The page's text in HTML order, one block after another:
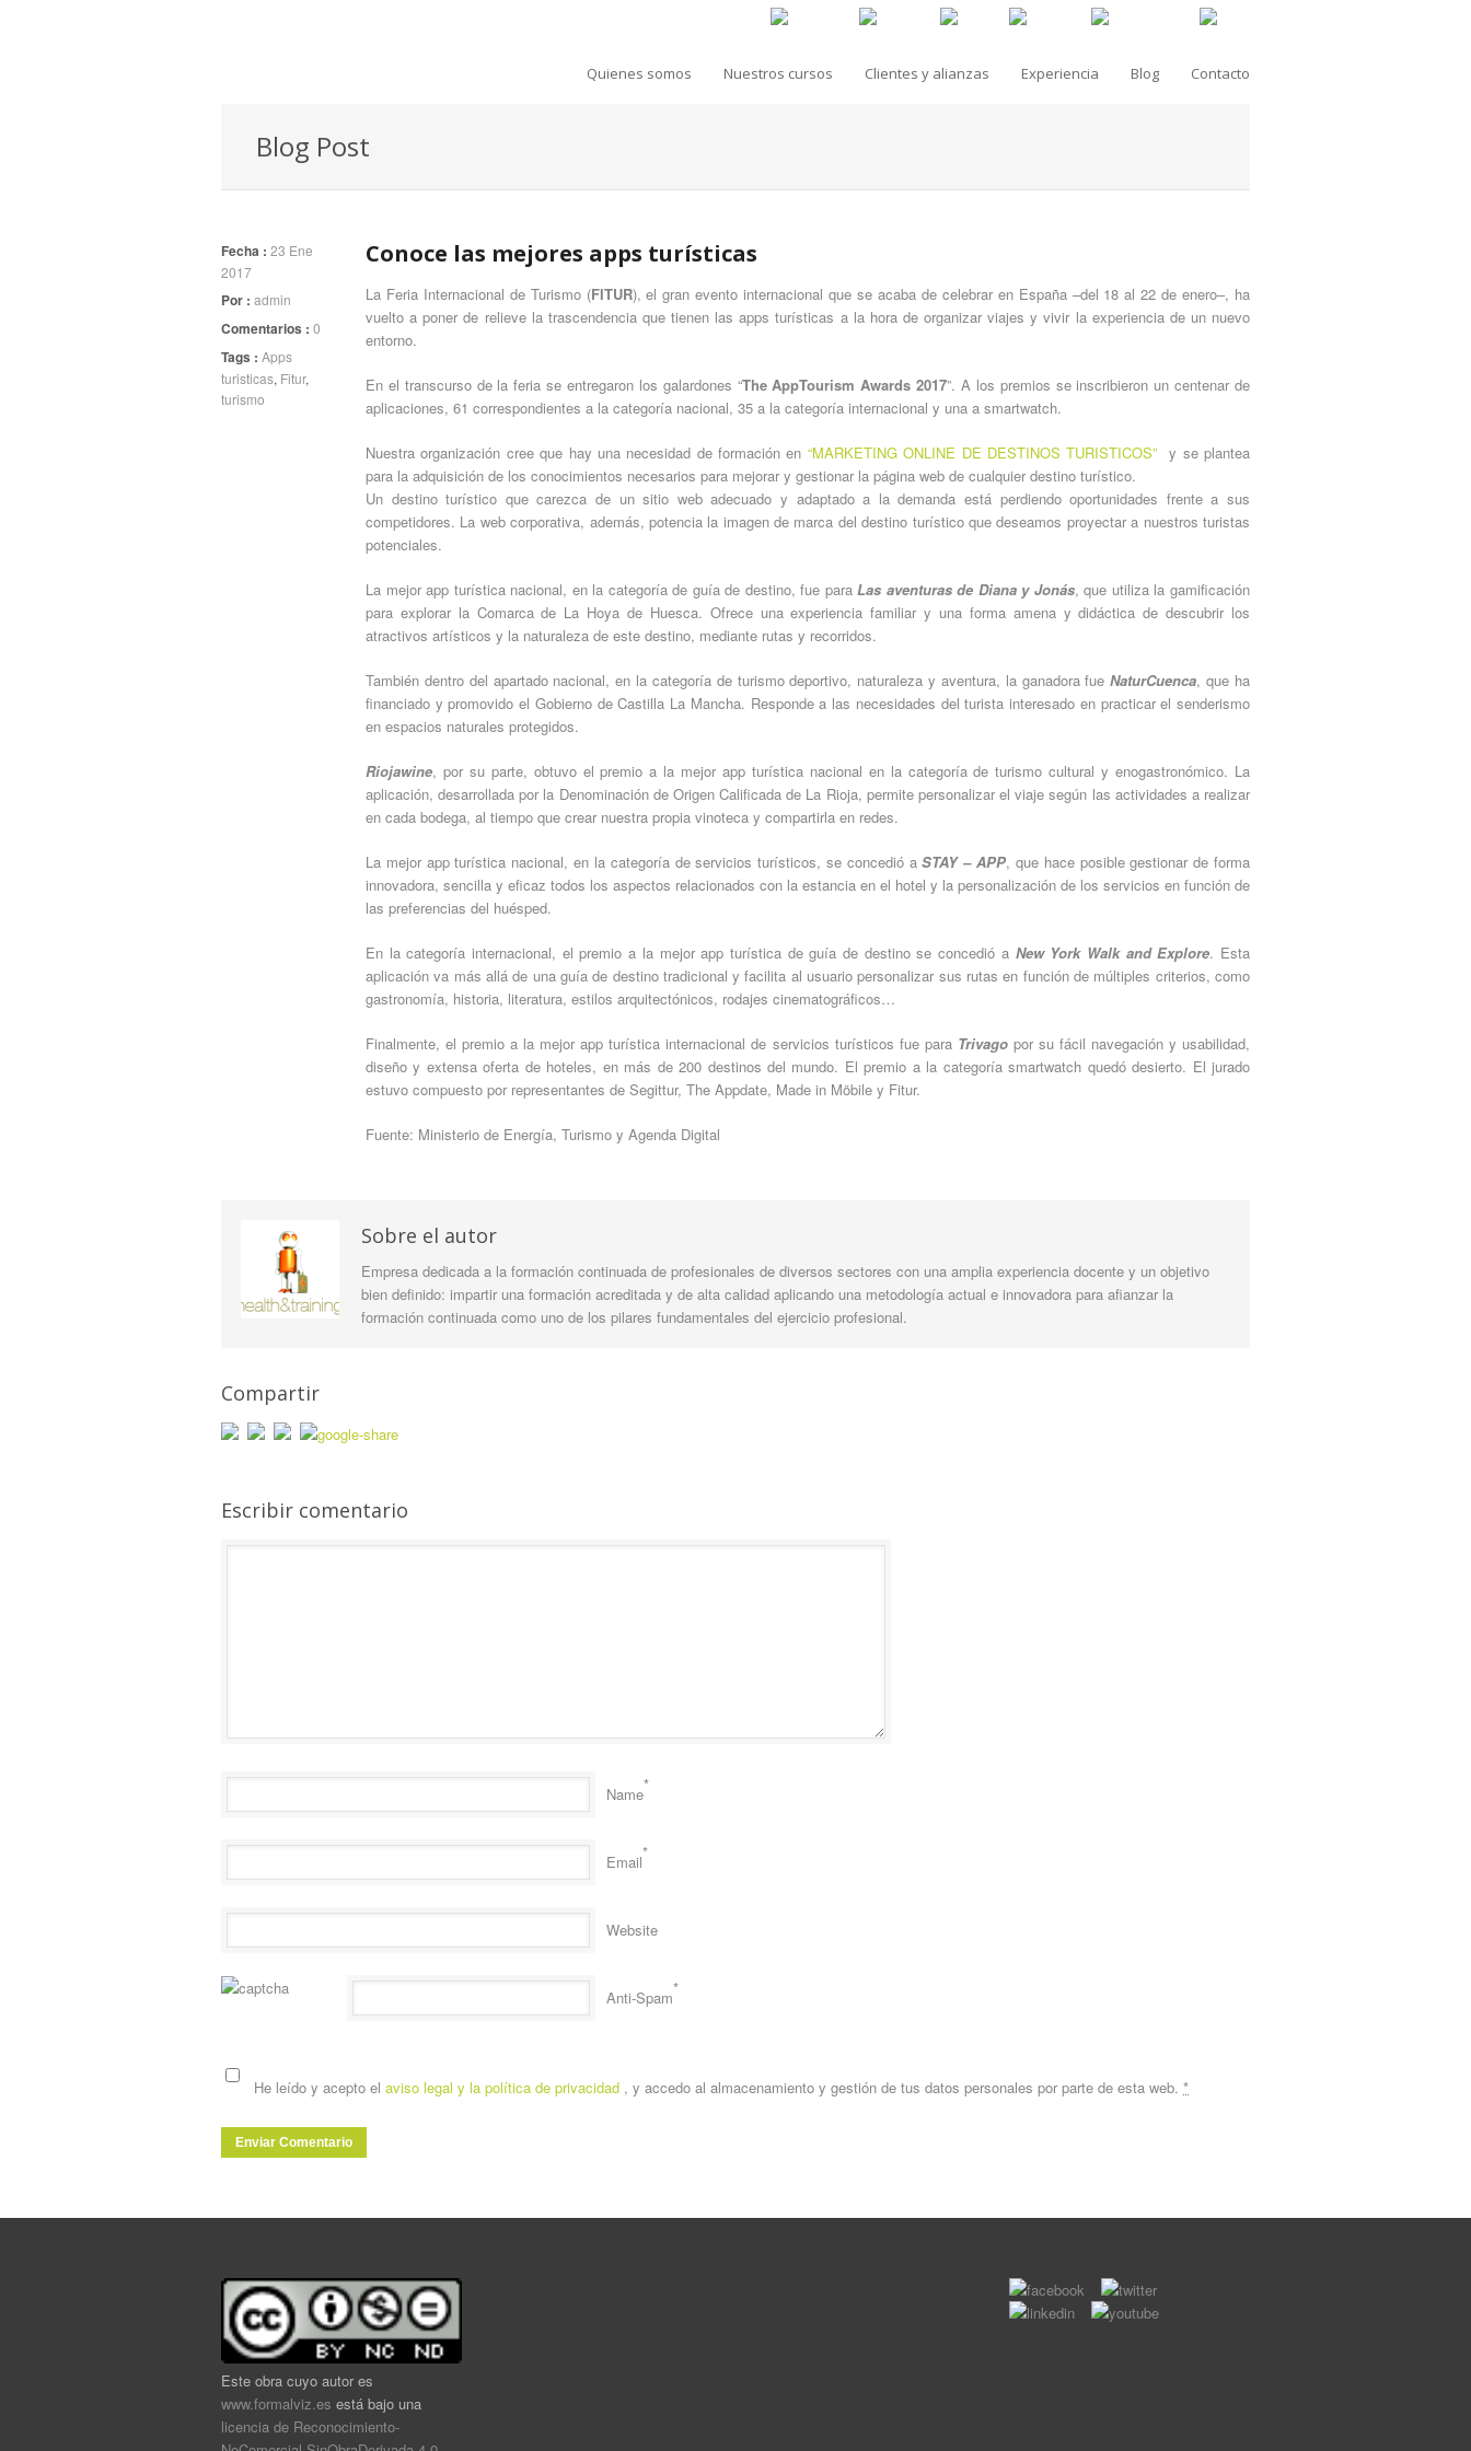
Quienes somos Nuestros cursos Clientes y alianzas Experiencia Blog Contacto
Blog Post
Fecha : 23 Ene
2017
Por : admin
Comentarios : 0
Tags : Apps
turisticas, Fitur,
turismo
Conoce las mejores apps turísticas
La Feria Internacional de Turismo (FITUR), el gran evento internacional que se acaba de celebrar en España –del 18 al 22 de enero–, ha
vuelto a poner de relieve la trascendencia que tienen las apps turísticas a la hora de organizar viajes y vivir la experiencia de un nuevo
entorno.
En el transcurso de la feria se entregaron los galardones “The AppTourism Awards 2017”. A los premios se inscribieron un centenar de
aplicaciones, 61 correspondientes a la categoría nacional, 35 a la categoría internacional y una a smartwatch.
Nuestra organización cree que hay una necesidad de formación en “MARKETING ONLINE DE DESTINOS TURISTICOS” y se plantea
para la adquisición de los conocimientos necesarios para mejorar y gestionar la página web de cualquier destino turístico.
Un destino turístico que carezca de un sitio web adecuado y adaptado a la demanda está perdiendo oportunidades frente a sus
competidores. La web corporativa, además, potencia la imagen de marca del destino turístico que deseamos proyectar a nuestros turistas
potenciales.
La mejor app turística nacional, en la categoría de guía de destino, fue paraLas aventuras de Diana y Jonás, que utiliza la gamificación
para explorar la Comarca de La Hoya de Huesca. Ofrece una experiencia familiar y una forma amena y didáctica de descubrir los
atractivos artísticos y la naturaleza de este destino, mediante rutas y recorridos.
También dentro del apartado nacional, en la categoría de turismo deportivo, naturaleza y aventura, la ganadora fueNaturCuenca, que ha
financiado y promovido el Gobierno de Castilla La Mancha. Responde a las necesidades del turista interesado en practicar el senderismo
en espacios naturales protegidos.
Riojawine, por su parte, obtuvo el premio a la mejor app turística nacional en la categoría de turismo cultural y enogastronómico. La
aplicación, desarrollada por la Denominación de Origen Calificada de La Rioja, permite personalizar el viaje según las actividades a realizar
en cada bodega, al tiempo que crear nuestra propia vinoteca y compartirla en redes.
La mejor app turística nacional, en la categoría de servicios turísticos, se concedió aSTAY – APP, que hace posible gestionar de forma
innovadora, sencilla y eficaz todos los aspectos relacionados con la estancia en el hotel y la personalización de los servicios en función de
las preferencias del huésped.
En la categoría internacional, el premio a la mejor app turística de guía de destino se concedió a New York Walk and Explore. Esta
aplicación va más allá de una guía de destino tradicional y facilita al usuario personalizar sus rutas en función de múltiples criterios, como
gastronomía, historia, literatura, estilos arquitectónicos, rodajes cinematográficos…
Finalmente, el premio a la mejor app turística internacional de servicios turísticos fue para Trivago por su fácil navegación y usabilidad,
diseño y extensa oferta de hoteles, en más de 200 destinos del mundo. El premio a la categoría smartwatch quedó desierto. El jurado
estuvo compuesto por representantes de Segittur, The Appdate, Made in Möbile y Fitur.
Fuente: Ministerio de Energía, Turismo y Agenda Digital
Sobre el autor
Empresa dedicada a la formación continuada de profesionales de diversos sectores con una amplia experiencia docente y un objetivo
bien definido: impartir una formación acreditada y de alta calidad aplicando una metodología actual e innovadora para afianzar la
formación continuada como uno de los pilares fundamentales del ejercicio profesional.
Compartir
Escribir comentario
Name*
Email*
Website
Anti-Spam*
He leído y acepto el aviso legal y la política de privacidad , y accedo al almacenamiento y gestión de tus datos personales por parte de esta web. *
Este obra cuyo autor es
www.formalviz.es está bajo una
licencia de Reconocimiento-